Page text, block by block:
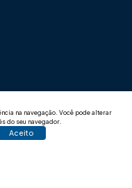
na navegação. Você pode alterar
do seu navegador.
Aceito